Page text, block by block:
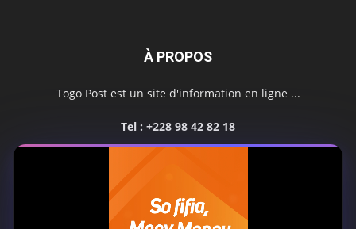
À PROPOS
Togo Post est un site d'information en ligne ...
Tel : +228 98 42 82 18
SUIVEZ NOUS